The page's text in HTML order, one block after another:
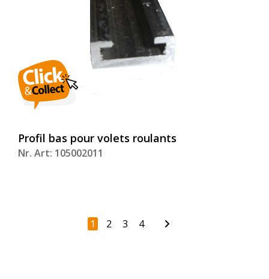
Profil bas pour volets roulants
Nr. Art: 105002011
1 2 3 4